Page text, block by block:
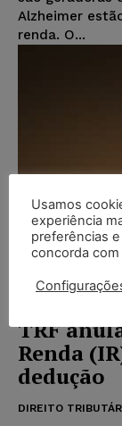
Alzheimer
renda. O...
TRF
Renda
dedução
DIREITO
Usamos
experiência
preferências e
concorda com